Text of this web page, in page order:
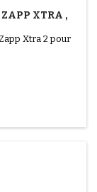
XTRA ,
Xtra 2 pour